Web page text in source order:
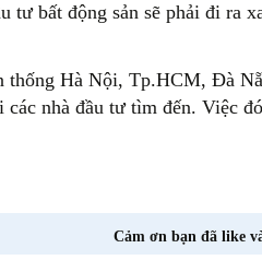
tư bất động sản sẽ phải đi ra
Hà Nội, Tp.HCM, Đà
nhà đầu tư tìm đến. Việc
Cảm ơn bạn đã like